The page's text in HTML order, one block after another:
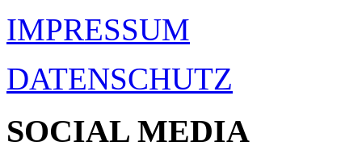
IMPRESSUM
DATENSCHUTZ
SOCIAL MEDIA